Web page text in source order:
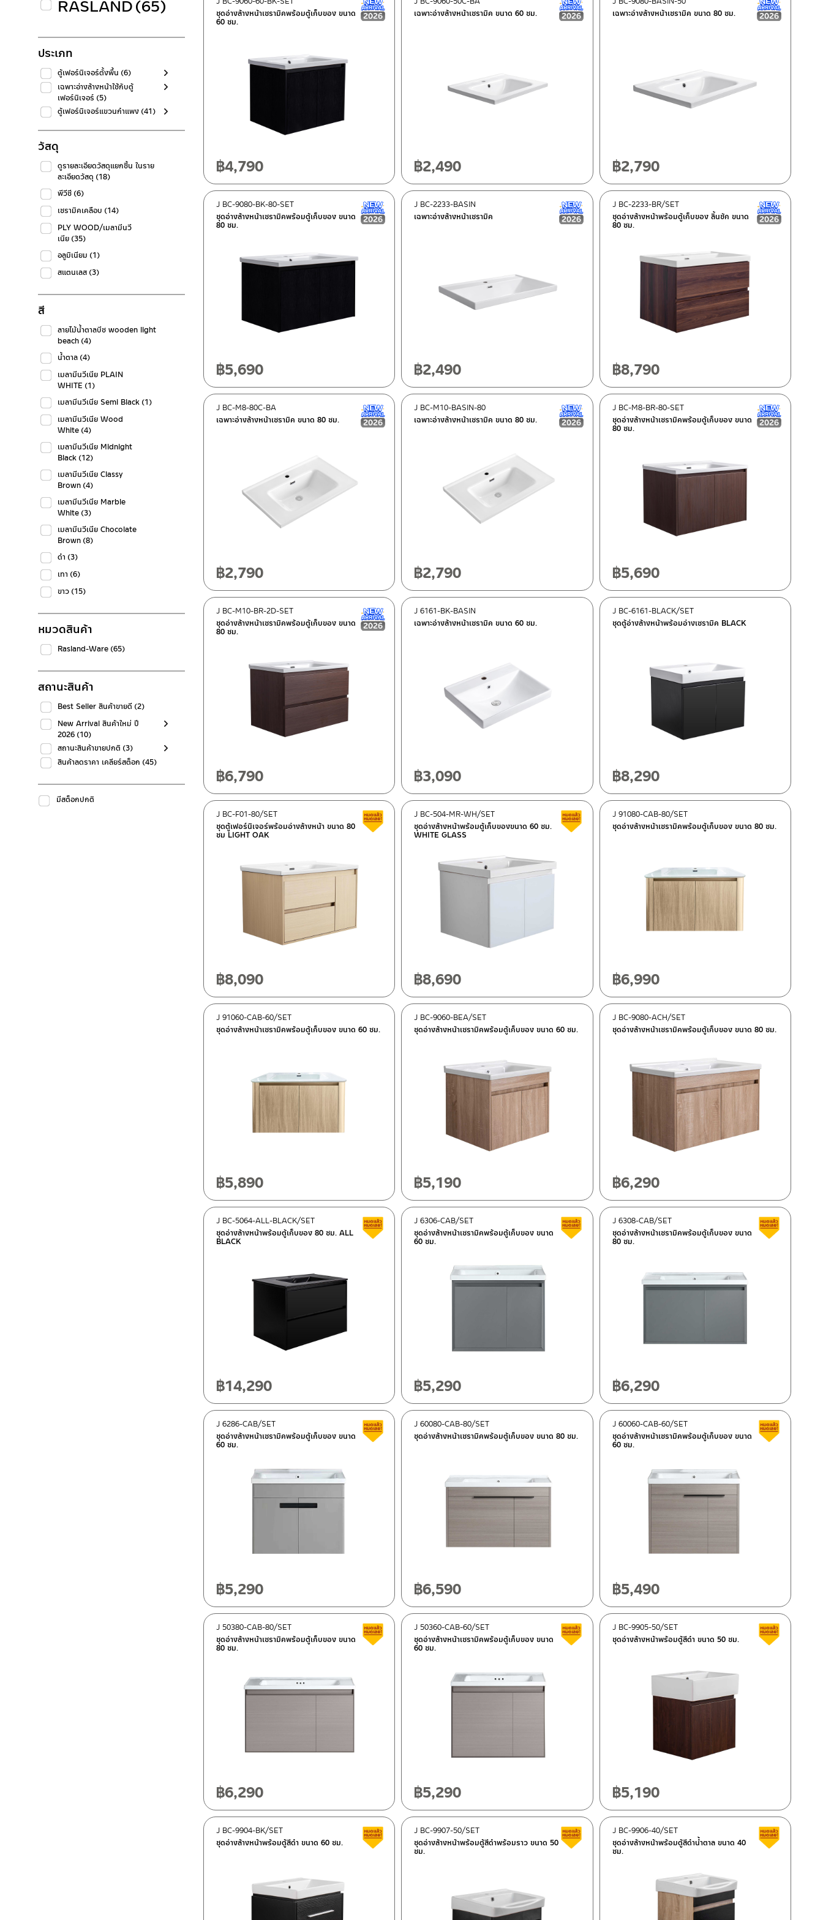
ชุดอ่างล้างหน้าเซรามิคพร้อมตู้เก็บของ ขนาด
60 ซม.
฿4,790
เฉพาะอ่างล้างหน้าเซรามิค ขนาด 60 ซม.
฿2,490
เฉพาะอ่างล้างหน้าเซรามิค ขนาด 80 ซม.
฿2,790
ชุดอ่างล้างหน้าเซรามิคพร้อมตู้เก็บของ ขนาด
80 ซม.
J BC-9080-BK-80-SET New Arrival สินค้าใหม่ ปี 2026
฿5,690
เฉพาะอ่างล้างหน้าเซรามิค
J BC-2233-BASIN New Arrival สินค้าใหม่ ปี 2026
฿2,490
ชุดอ่างล้างหน้าพร้อมตู้เก็บของ ลิ้นชัก ขนาด
80 ซม.
J BC-2233-BR/SET
฿8,790
เฉพาะอ่างล้างหน้าเซรามิค ขนาด 80 ซม.
J BC-M8-80C-BA New Arrival สินค้าใหม่ ปี 2026
฿2,790
เฉพาะอ่างล้างหน้าเซรามิค ขนาด 80 ซม.
J BC-M10-BASIN-80 New Arrival สินค้าใหม่ ปี 2026
฿2,790
ชุดอ่างล้างหน้าเซรามิคพร้อมตู้เก็บของ ขนาด
80 ซม.
J BC-M8-BR-80-SET
฿5,690
ชุดอ่างล้างหน้าเซรามิคพร้อมตู้เก็บของ ขนาด
80 ซม.
J BC-M10-BR-2D-SET New Arrival สินค้าใหม่ ปี 2026
฿6,790
เฉพาะอ่างล้างหน้าเซรามิค ขนาด 60 ซม.
J 6161-BK-BASIN
฿3,090
ชุดตู้อ่างล้างหน้าพร้อมอ่างเซรามิค BLACK
J BC-6161-BLACK/SET
฿8,290
ชุดตู้เฟอร์นิเจอร์พร้อมอ่างล้างหน้า ขนาด 80
ซม LIGHT OAK
J BC-F01-80/SET สินค้าลดราคา เคลียร์สต็อก
฿8,090
ชุดอ่างล้างหน้าพร้อมตู้เก็บของขนาด 60 ซม.
WHITE GLASS
J BC-504-MR-WH/SET สินค้าลดราคา เคลียร์สต็อก
฿8,690
ชุดอ่างล้างหน้าเซรามิคพร้อมตู้เก็บของ ขนาด 80 ซม.
J 91080-CAB-80/SET
฿6,990
ชุดอ่างล้างหน้าเซรามิคพร้อมตู้เก็บของ ขนาด 60 ซม.
J 91060-CAB-60/SET
฿5,890
ชุดอ่างล้างหน้าเซรามิคพร้อมตู้เก็บของ ขนาด 60 ซม.
J BC-9060-BEA/SET
฿5,190
ชุดอ่างล้างหน้าเซรามิคพร้อมตู้เก็บของ ขนาด 80 ซม.
J BC-9080-ACH/SET
฿6,290
ชุดอ่างล้างหน้าพร้อมตู้เก็บของ 80 ซม. ALL
BLACK
J BC-5064-ALL-BLACK/SET สินค้าลดราคา เคลียร์สต็อก
฿14,290
ชุดอ่างล้างหน้าเซรามิคพร้อมตู้เก็บของ ขนาด
60 ซม.
J 6306-CAB/SET สินค้าลดราคา เคลียร์สต็อก
฿5,290
ชุดอ่างล้างหน้าเซรามิคพร้อมตู้เก็บของ ขนาด
80 ซม.
J 6308-CAB/SET
฿6,290
ชุดอ่างล้างหน้าเซรามิคพร้อมตู้เก็บของ ขนาด
60 ซม.
J 6286-CAB/SET สินค้าลดราคา เคลียร์สต็อก
฿5,290
ชุดอ่างล้างหน้าเซรามิคพร้อมตู้เก็บของ ขนาด 80 ซม.
J 60080-CAB-80/SET
฿6,590
ชุดอ่างล้างหน้าเซรามิคพร้อมตู้เก็บของ ขนาด
60 ซม.
J 60060-CAB-60/SET
฿5,490
ชุดอ่างล้างหน้าเซรามิคพร้อมตู้เก็บของ ขนาด
80 ซม.
J 50380-CAB-80/SET สินค้าลดราคา เคลียร์สต็อก
฿6,290
ชุดอ่างล้างหน้าเซรามิคพร้อมตู้เก็บของ ขนาด
60 ซม.
J 50360-CAB-60/SET สินค้าลดราคา เคลียร์สต็อก
฿5,290
ชุดอ่างล้างหน้าพร้อมตู้สีดำ ขนาด 50 ซม.
J BC-9905-50/SET
฿5,190
ชุดอ่างล้างหน้าพร้อมตู้สีดำ ขนาด 60 ซม.
J BC-9904-BK/SET สินค้าลดราคา เคลียร์สต็อก
ชุดอ่างล้างหน้าพร้อมตู้สีดำพร้อมราว ขนาด 50
ซม.
J BC-9907-50/SET สินค้าลดราคา เคลียร์สต็อก
ชุดอ่างล้างหน้าพร้อมตู้สีดำน้ำตาล ขนาด 40
ซม.
J BC-9906-40/SET
RASLAND(65)
ประเภท
ตู้เฟอร์นิเจอร์ตั้งพื้น (6)
เฉพาะอ่างล้างหน้าใช้กับตู้
เฟอร์นิเจอร์ (5)
ตู้เฟอร์นิเจอร์แขวนกำแพง (41)
วัสดุ
ดูรายละเอียดวัสดุแยกชิ้น ในราย
ละเอียดวัสดุ (18)
พีวีซี (6)
เซรามิคเคลือบ (14)
PLY WOOD/เมลามีนวี
เนีย (35)
อลูมิเนียม (1)
สแตนเลส (3)
สี
ลายไม้น้ำตาลบีช wooden light
beach (4)
น้ำตาล (4)
เมลามีนวีเนีย PLAIN
WHITE (1)
เมลามีนวีเนีย Semi Black (1)
เมลามีนวีเนีย Wood
White (4)
เมลามีนวีเนีย Midnight
Black (12)
เมลามีนวีเนีย Classy
Brown (4)
เมลามีนวีเนีย Marble
White (3)
เมลามีนวีเนีย Chocolate
Brown (8)
ดำ (3)
เทา (6)
ขาว (15)
หมวดสินค้า
Rasland-Ware (65)
สถานะสินค้า
Best Seller สินค้าขายดี (2)
New Arrival สินค้าใหม่ ปี
2026 (10)
สถานะสินค้าขายปกติ (3)
สินค้าลดราคา เคลียร์สต็อก (45)
มีสต็อกปกติ